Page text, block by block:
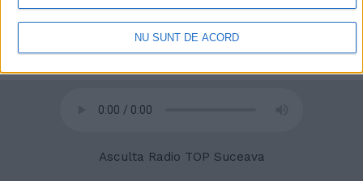
și făcând clic pe butonul "Confidențialitate" din partea de jos a
paginii web.
NU SUNT DE ACORD
Asculta Radio TOP Suceava